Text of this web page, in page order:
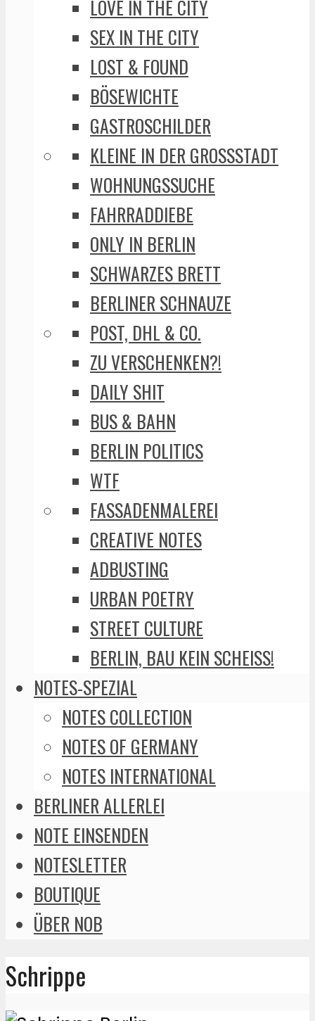
LOVE IN THE CITY
SEX IN THE CITY
LOST & FOUND
BÖSEWICHTE
GASTROSCHILDER
KLEINE IN DER GROSSSTADT
WOHNUNGSSUCHE
FAHRRADDIEBE
ONLY IN BERLIN
SCHWARZES BRETT
BERLINER SCHNAUZE
POST, DHL & CO.
ZU VERSCHENKEN?!
DAILY SHIT
BUS & BAHN
BERLIN POLITICS
WTF
FASSADENMALEREI
CREATIVE NOTES
ADBUSTING
URBAN POETRY
STREET CULTURE
BERLIN, BAU KEIN SCHEISS!
NOTES-SPEZIAL
NOTES COLLECTION
NOTES OF GERMANY
NOTES INTERNATIONAL
BERLINER ALLERLEI
NOTE EINSENDEN
NOTESLETTER
BOUTIQUE
ÜBER NOB
Schrippe